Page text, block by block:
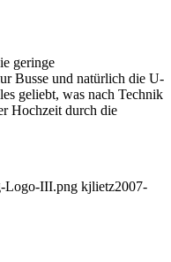
geringe
Busse und natürlich die U-
geliebt, was nach Technik
Hochzeit durch die
Logo-III.png kjlietz2007-